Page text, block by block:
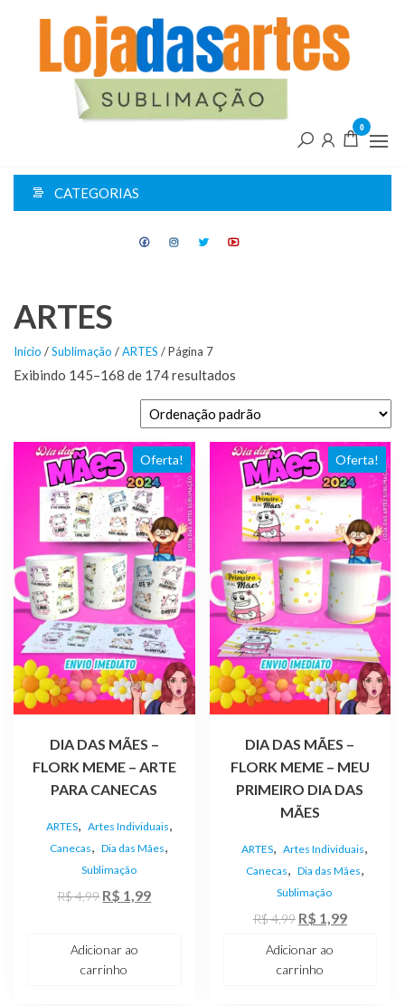
conteúdo
0
CATEGORIAS
ARTES
Início /Sublimação /ARTES / Página 7
Exibindo 145–168 de 174 resultados
Oferta!
DIA DAS MÃES –
FLORK MEME – ARTE
PARA CANECAS
ARTES, Artes Individuais,
Canecas, Dia das Mães,
Sublimação
R$4,99 O
era:
R$ 1,99O
Adicionar ao
carrinho
Oferta!
DIA DAS MÃES –
FLORK MEME – MEU
PRIMEIRO DIA DAS
MÃES
ARTES, Artes Individuais,
Canecas, Dia das Mães,
Sublimação
R$4,99 O
original
R$ 1,99O
Adicionar ao
carrinho